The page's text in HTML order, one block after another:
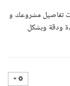
تفاصيل مشروعك و
ودقة وبشكل